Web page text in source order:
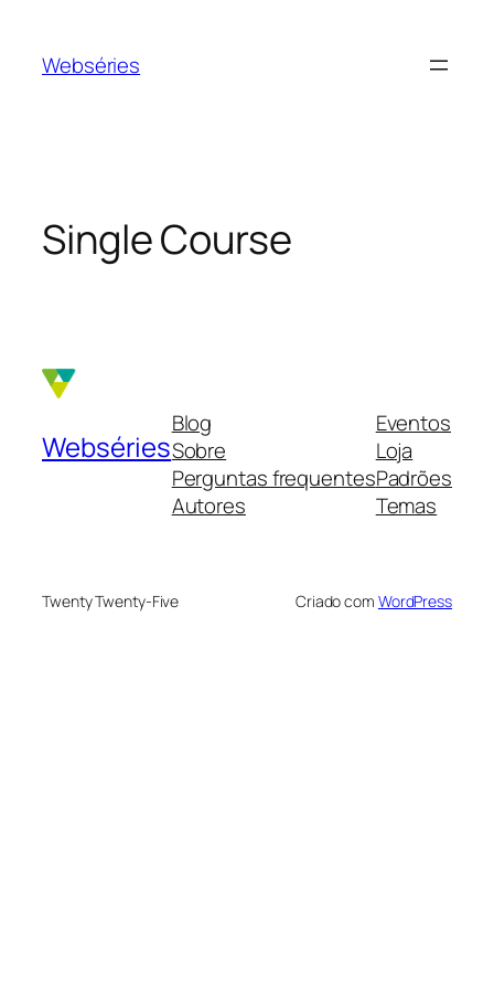
Webséries
Single Course
Webséries
Blog
Sobre
Perguntas frequentes
Autores
Eventos
Loja
Padrões
Temas
Twenty Twenty-Five Criado com WordPress